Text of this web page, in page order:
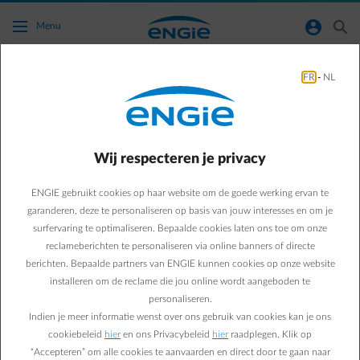
Ga naar de hoofdinhoud
Menu normal-account-circle search
Wat is het btw-nummer van ENGIE?
0403.170.701.
Veelgestelde vragen
Vragen over je huidige contract
FR - NL
Wij respecteren je privacy
ENGIE gebruikt cookies op haar website om de goede werking ervan te
garanderen, deze te personaliseren op basis van jouw interesses en om je
surfervaring te optimaliseren. Bepaalde cookies laten ons toe om onze
reclameberichten te personaliseren via online banners of directe
berichten. Bepaalde partners van ENGIE kunnen cookies op onze website
installeren om de reclame die jou online wordt aangeboden te
personaliseren.
Indien je meer informatie wenst over ons gebruik van cookies kan je ons
cookiebeleid hier en ons Privacybeleid hier raadplegen. Klik op
“Accepteren” om alle cookies te aanvaarden en direct door te gaan naar